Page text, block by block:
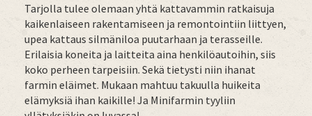
Tarjolla tulee olemaan yhtä kattavammin ratkaisuja
kaikenlaiseen rakentamiseen ja remontointiin liittyen,
upea kattaus silmäniloa puutarhaan ja terasseille.
Erilaisia koneita ja laitteita aina henkilöautoihin, siis
koko perheen tarpeisiin. Sekä tietysti niin ihanat
farmin eläimet. Mukaan mahtuu takuulla huikeita
elämyksiä ihan kaikille! Ja Minifarmin tyyliin